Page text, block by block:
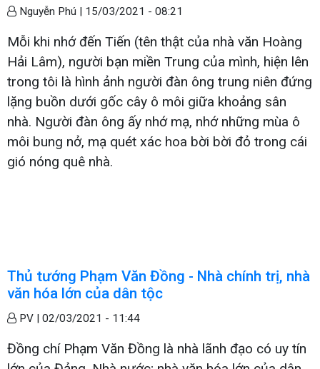
Nguyễn Phú | 15/03/2021 - 08:21
Mỗi khi nhớ đến Tiến (tên thật của nhà văn Hoàng
Hải Lâm), người bạn miền Trung của mình, hiện lên
trong tôi là hình ảnh người đàn ông trung niên đứng
lặng buồn dưới gốc cây ô môi giữa khoảng sân
nhà. Người đàn ông ấy nhớ mạ, nhớ những mùa ô
môi bung nở, mạ quét xác hoa bời bời đỏ trong cái
gió nóng quê nhà.
Thủ tướng Phạm Văn Đồng - Nhà chính trị, nhà
văn hóa lớn của dân tộc
PV | 02/03/2021 - 11:44
Đồng chí Phạm Văn Đồng là nhà lãnh đạo có uy tín